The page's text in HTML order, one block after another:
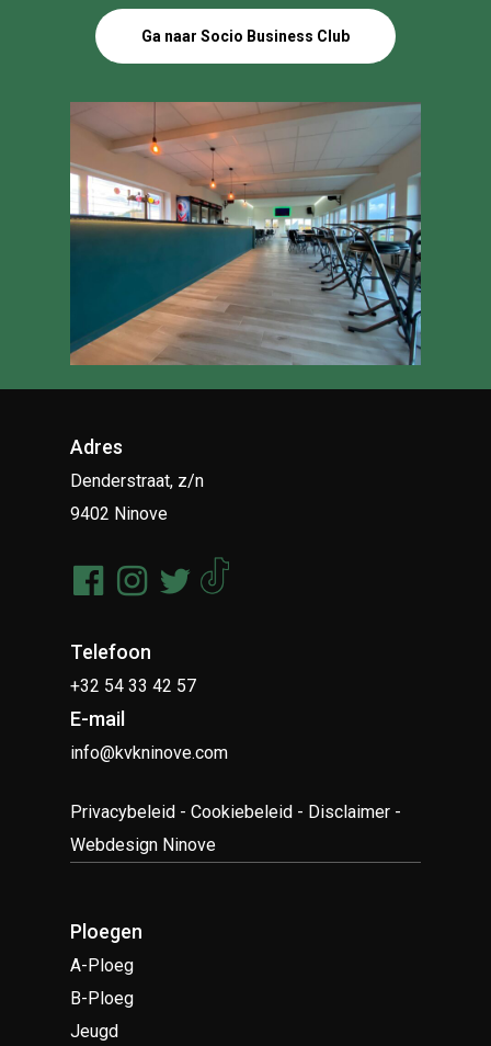
Ga naar Socio Business Club
Adres
Denderstraat, z/n
9402 Ninove
Telefoon
+32 54 33 42 57
E-mail
info@kvkninove.com
Privacybeleid -Cookiebeleid - Disclaimer -
Webdesign Ninove
Ploegen
A-Ploeg
B-Ploeg
Jeugd